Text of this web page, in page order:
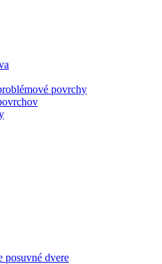
povrchy
posuvné dvere